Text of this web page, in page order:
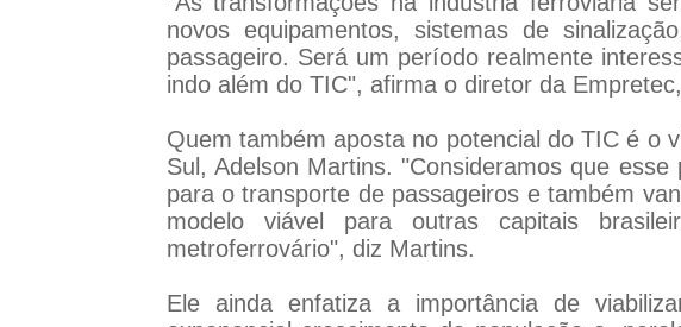
novos equipamentos, sistemas de
passageiro. Será um período realmente
indo além do TIC", afirma o diretor da
Quem também aposta no potencial do TIC é o
Sul, Adelson Martins. "Consideramos que
para o transporte de passageiros e também
modelo viável para outras capitais
metroferrovário", diz Martins.
Ele ainda enfatiza a importância de